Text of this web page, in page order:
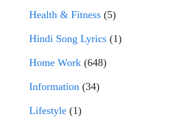
Health & Fitness (5)
Hindi Song Lyrics (1)
Home Work (648)
Information (34)
Lifestyle (1)